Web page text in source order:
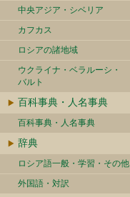
中央アジア・シベリア
カフカス
ロシアの諸地域
ウクライナ・ベラルーシ・
バルト
百科事典・人名事典
百科事典・人名事典
辞典
ロシア語一般・学習・その他
外国語・対訳